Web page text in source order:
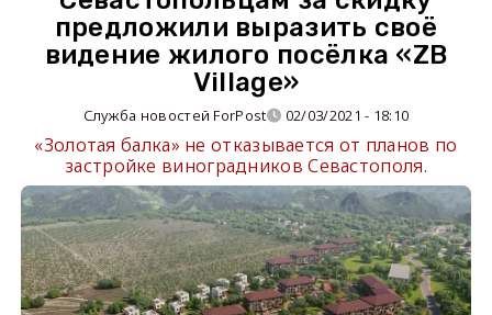
предложили выразить своё
видение жилого посёлка «ZB
Village»
Служба новостей ForPost 02/03/2021 - 18:10
«Золотая балка» не отказывается от планов по
застройке виноградников Севастополя.